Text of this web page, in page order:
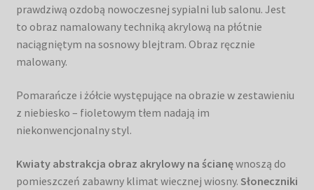
prawdziwą ozdobą nowoczesnej sypialni lub salonu. Jest
to obraz namalowany techniką akrylową na płótnie
naciągniętym na sosnowy blejtram. Obraz ręcznie
malowany.
Pomarańcze i żółcie występujące na obrazie w zestawieniu
z niebiesko – fioletowym tłem nadają im
niekonwencjonalny styl.
Kwiaty abstrakcja obraz akrylowy na ścianęwnoszą do
pomieszczeń zabawny klimat wiecznej wiosny. Słoneczniki